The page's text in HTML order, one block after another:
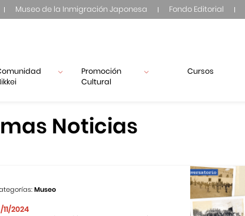
Museo de la Inmigración Japonesa Fondo Editorial
Promoción
Cultural
Cursos
Noticias
Museo
11/2024